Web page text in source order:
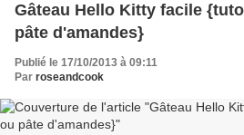
Gâteau Hello Kitty facile
pâte d'amandes}
Publié le 17/10/2013 à 09:11
Par roseandcook